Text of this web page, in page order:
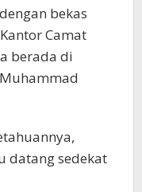
bekas
Camat
berada di
datang sedekat